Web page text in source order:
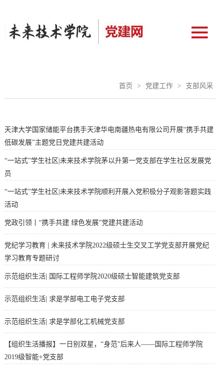
首页 > 党建工作 > 支部风采
天津大学国家储能平台携手天津华电南疆热电有限公司开展“携手共建
低碳发展”主题党日党建共建活动
“一站式”学生社区|未来技术学院茅以升第一党支部在学生社区发展党
员
“一站式”学生社区|未来技术学院顺利开展入党积极分子观影答题实践
活动
党政引领丨“携手共建 绿色发展”党建共建活动
党纪学习教育 | 未来技术学院2022级硕士生交叉工学党支部开展党纪
学习教育专题研讨
示范组织生活| 国际工程师学院2020级硕士智能建筑党支部
示范组织生活| 求是学部电工电子党支部
示范组织生活| 求是学部化工机械党支部
【组织生活播报】一日别双星，“身范”后来人——国际工程师学院
2019级智能+党支部